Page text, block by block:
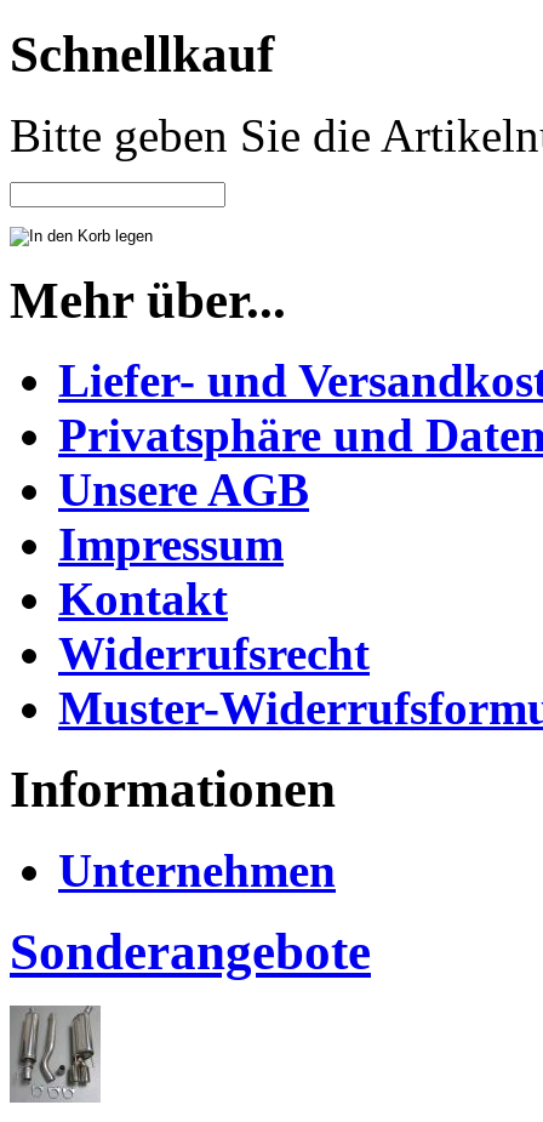
Schnellkauf
Bitte geben Sie die
Mehr über...
Liefer- und
Privatsphäre und
Unsere AGB
Impressum
Kontakt
Widerrufsrecht
Muster-
Informationen
Unternehmen
Sonderangebote